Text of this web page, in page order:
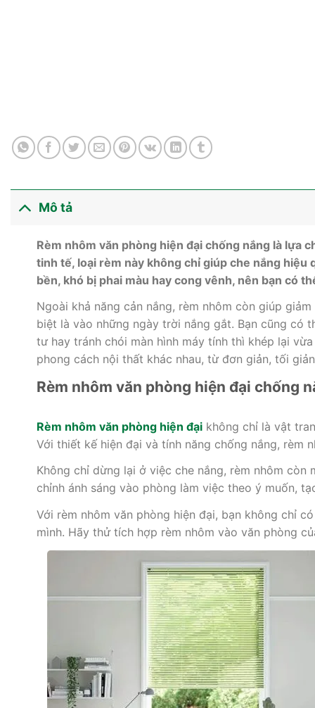
Mô tả
Rèm nhôm văn phòng hiện đại chống nắng là lựa
tinh tế, loại rèm này không chỉ giúp che nắng hiệu
bền, khó bị phai màu hay cong vênh, nên bạn có
Ngoài khả năng cản nắng, rèm nhôm còn giúp
biệt là vào những ngày trời nắng gắt. Bạn cũng có
tư hay tránh chói màn hình máy tính thì khép lại
phong cách nội thất khác nhau, từ đơn giản, tối
Rèm nhôm văn phòng hiện đại chống
Rèm nhôm văn phòng hiện đạikhông chỉ là vật
Với thiết kế hiện đại và tính năng chống nắng, rèm
Không chỉ dừng lại ở việc che nắng, rèm nhôm
chỉnh ánh sáng vào phòng làm việc theo ý muốn,
Với rèm nhôm văn phòng hiện đại, bạn không chỉ
mình. Hãy thử tích hợp rèm nhôm vào văn phòng